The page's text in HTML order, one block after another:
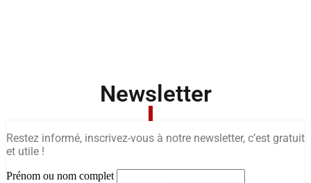
Newsletter
Restez informé, inscrivez-vous à notre newsletter, c’est gratuit
et utile !
Prénom ou nom complet